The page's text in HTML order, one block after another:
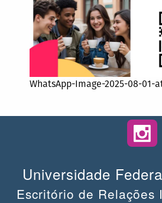
WhatsApp-Image-2025-08-01-
Universidade
Escritório de Relações